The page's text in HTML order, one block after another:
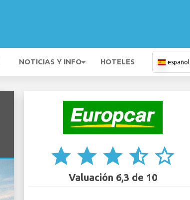
NOTICIAS Y INFO HOTELES español
star star star star_half star_border
Valuación 6,3 de 10